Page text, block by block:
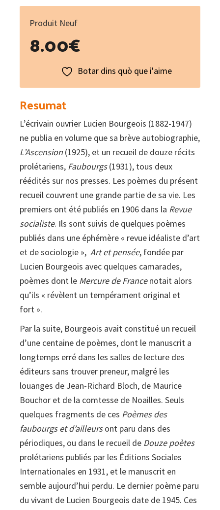
Produit Neuf
8.00€
Botar dins quò que i'aime
Resumat
L’écrivain ouvrier Lucien Bourgeois (1882-1947)
ne publia en volume que sa brève autobiographie,
L’Ascension (1925), et un recueil de douze récits
prolétariens, Faubourgs(1931), tous deux
réédités sur nos presses. Les poèmes du présent
recueil couvrent une grande partie de sa vie. Les
premiers ont été publiés en 1906 dans la Revue
socialiste. Ils sont suivis de quelques poèmes
publiés dans une éphémère « revue idéaliste d’art
et de sociologie », Art et pensée, fondée par
Lucien Bourgeois avec quelques camarades,
poèmes dont le Mercure de Francenotait alors
qu’ils « révèlent un tempérament original et
fort ».
Par la suite, Bourgeois avait constitué un recueil
d’une centaine de poèmes, dont le manuscrit a
longtemps erré dans les salles de lecture des
éditeurs sans trouver preneur, malgré les
louanges de Jean-Richard Bloch, de Maurice
Bouchor et de la comtesse de Noailles. Seuls
quelques fragments de ces Poèmes des
faubourgs et d’ailleursont paru dans des
périodiques, ou dans le recueil de Douze poètes
prolétariens publiés par les Éditions Sociales
Internationales en 1931, et le manuscrit en
semble aujourd’hui perdu. Le dernier poème paru
du vivant de Lucien Bourgeois date de 1945. Ces